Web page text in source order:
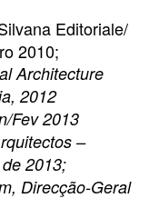
Editoriale/
2010;
Architecture
2012
Fev 2013
–
2013;
Direcção-Geral